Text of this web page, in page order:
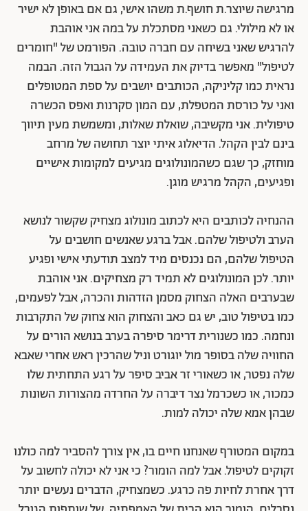
מרגישה שיוצר.ת חושף.ת משהו אישי, גם אם באופן לא ישיר
או לא מילולי. גם כשאני מסתכלת על במה אני אוהבת
להרגיש שאני בשיחה עם חברה טובה. הפורמט של "חומרים
לטיפול" מאפשר בדיוק את העמידה על הגבול הזה. הבמה
נראית כמו קליניקה, הכותבים יושבים על ספת המטופלים
ואני על כורסת המטפלת, עם המון סקרנות ואפס הכשרה
טיפולית. אני מקשיבה, שואלת שאלות, ומשמשת מעין תיווך
בינם לבין הקהל. הדיאלוג איתי יוצר תחושה של מרחב
מוחזק, כך שגם כשהמונולוגים מגיעים למקומות אישיים
ופגיעים, הקהל מרגיש מוגן.
ההנחיה לכותבים היא לכתוב מונולוג מצחיק שקשור לנושא
הערב ולטיפול שלהם. אבל ברגע שאנשים חושבים על
הטיפול שלהם, הם נכנסים מיד למצב תודעתי אישי ופגיע
יותר. לכן המונולוגים לא תמיד רק מצחיקים. אני אוהבת
שבערבים האלה הצחוק מסמן הזדהות והכרה, אבל לפעמים,
כמו בטיפול טוב, יש גם כאב והצחוק הוא צחוק של התקרבות
ונחמה. כמו כשנורית דרימר סיפרה בערב בנושא הורים על
החוויה שלה בסופר מול יוגורט וניל שהרכין ראש אחרי שאבא
שלה נפטר, או כשאורי זר אביב סיפר על רגע התחתית שלו
כמכור, או כשכרמל נצר דיברה על החרדה מהצורות השונות
שבהן אמא שלה יכולה למות.
במקום המטורף שאנחנו חיים בו, אין צורך להסביר למה כולנו
זקוקים לטיפול. אבל למה הומור? כי אני לא יכולה לחשוב על
דרך אחרת לחיות פה כרגע. כשמצחיק, הדברים נעשים יותר